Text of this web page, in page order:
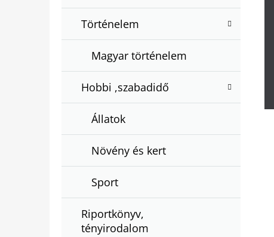
Történelem
Magyar történelem
Hobbi ,szabadidő
Állatok
Növény és kert
Sport
Riportkönyv,
tényirodalom